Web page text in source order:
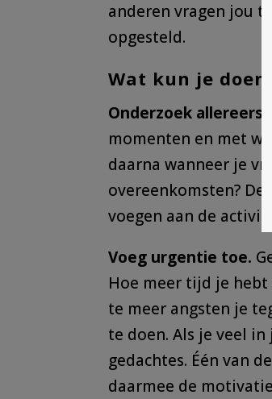
anderen vragen jou
opgesteld.
Wat kun je doen?
Onderzoek
momenten en met
daarna wanneer je
overeenkomsten?
voegen aan de
Voeg urgentie toe.
Hoe meer tijd je
te meer angsten je
te doen. Als je veel
gedachtes. Één van
daarmee de